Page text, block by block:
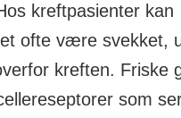
kreftpasienter kan
ofte være svekket,
kreften. Friske
som